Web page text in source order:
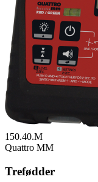
150.40.M
Quattro MM
Trefødder